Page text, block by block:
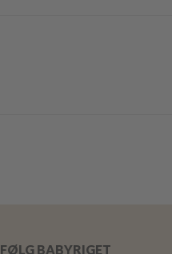
FØLG BABYRIGET